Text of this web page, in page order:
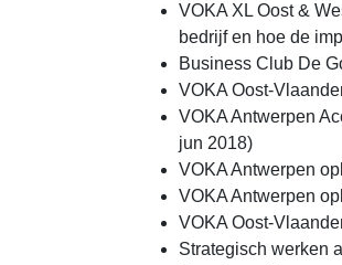
VOKA XL Oost &
bedrijf en hoe de
Business Club De
VOKA Oost-
VOKA Antwerpen
jun 2018)
VOKA Antwerpen
VOKA Antwerpen
VOKA Oost-
Strategisch werken